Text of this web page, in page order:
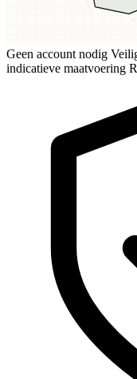
Geen account nodig
indicatieve maatvoering